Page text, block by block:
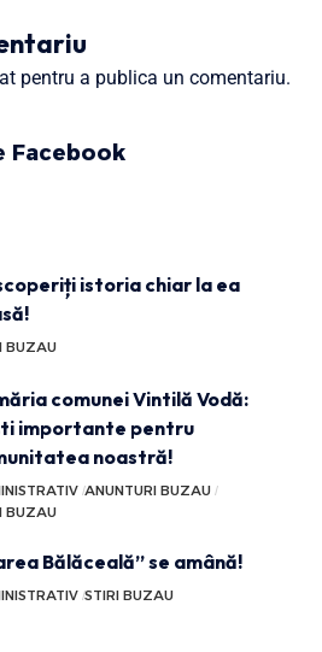
pentru a publica un comentariu.
Facebook
istoria chiar la ea
BUZAU
comunei Vintilă Vodă:
importante pentru
noastră!
ANUNTURI BUZAU
BUZAU
Bălăceală” se amână!
STIRI BUZAU